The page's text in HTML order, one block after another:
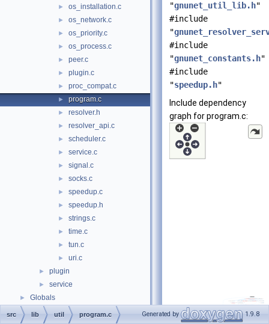
► os_installation.c
► os_network.c
► os_priority.c
► os_process.c
► peer.c
► plugin.c
► proc_compat.c
► program.c
► resolver.h
► resolver_api.c
► scheduler.c
► service.c
► signal.c
► socks.c
► speedup.c
► speedup.h
► strings.c
► time.c
► tun.c
► uri.c
► plugin
► service
► Globals
"gnunet_util_lib.h"
#include
"
#include
"gnunet_constants.h"
#include
"speedup.h"
Include dependency
graph for program.c:
src lib util program.c Generated by 1.9.8